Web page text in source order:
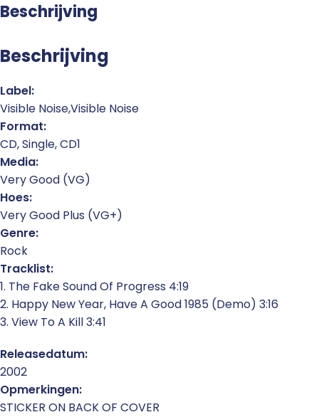
Beschrijving
Beschrijving
Label:
Visible Noise,Visible Noise
Format:
CD, Single, CD1
Media:
Very Good (VG)
Hoes:
Very Good Plus (VG+)
Genre:
Rock
Tracklist:
1. The Fake Sound Of Progress 4:19
2. Happy New Year, Have A Good 1985 (Demo) 3:16
3. View To A Kill 3:41
Releasedatum:
2002
Opmerkingen:
STICKER ON BACK OF COVER